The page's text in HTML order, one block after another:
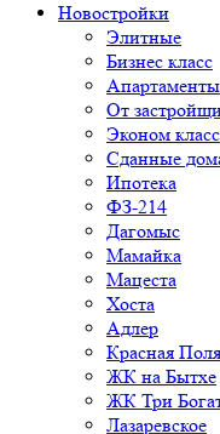
Новостройки
Элитные
Бизнес класс
Апартаменты
От
Эконом класс
Сданные
Ипотека
ФЗ-214
Дагомыс
Мамайка
Мацеста
Хоста
Адлер
Красная
ЖК на Бытхе
ЖК Три
Лазаревское